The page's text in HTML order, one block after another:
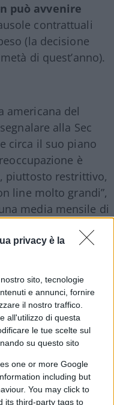
privacy è la
sito, tecnologie
e annunci, fornire
il nostro traffico.
all'utilizzo di questa
le tue scelte sul
su questo sito
one or more Google
including but
You may click to
its third-party tags to
può avvenire
contrattuali
(la decisione
di quest’anno).
americana del
alla Sec
circa il suo piano
è
piuttosto restrittivo,
line molto grandi”,
media mensile di
, divieto assoluto di
sui dati personali
o etnica , le
religiose o
sindacale, dati
sessuali , etc;
utenti; trasparenza